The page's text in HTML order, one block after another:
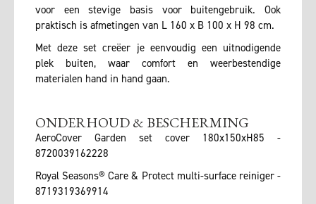
voor een stevige basis voor buitengebruik. Ook
praktisch is afmetingen van L 160 x B 100 x H 98 cm.
Met deze set creëer je eenvoudig een uitnodigende
plek buiten, waar comfort en weerbestendige
materialen hand in hand gaan.
ONDERHOUD & BESCHERMING
AeroCover Garden set cover 180x150xH85 -
8720039162228
Royal Seasons® Care & Protect multi-surface reiniger -
8719319369914